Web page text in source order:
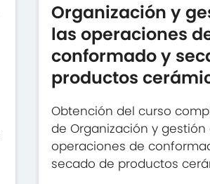
Organización y
las operaciones
conformado y
productos
Obtención del curso
de Organización y gestión
operaciones de
secado de productos